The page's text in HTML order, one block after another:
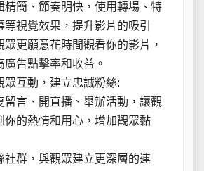
精簡、節奏明快，使用轉場、特
等視覺效果，提升影片的吸引
眾更願意花時間觀看你的影片，
廣告點擊率和收益。
眾互動，建立忠誠粉絲:
留言、開直播、舉辦活動，讓觀
你的熱情和用心，增加觀眾黏
社群，與觀眾建立更深層的連